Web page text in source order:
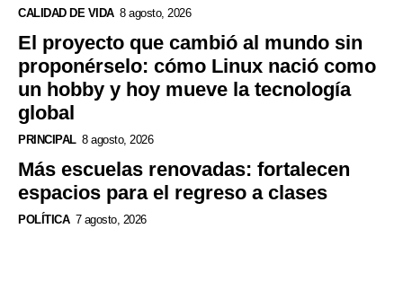
CALIDAD DE VIDA 8 agosto, 2026
El proyecto que cambió al mundo sin
proponérselo: cómo Linux nació como
un hobby y hoy mueve la tecnología
global
PRINCIPAL 8 agosto, 2026
Más escuelas renovadas: fortalecen
espacios para el regreso a clases
POLÍTICA 7 agosto, 2026